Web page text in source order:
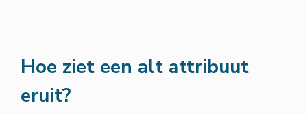
Hoe ziet een alt attribuut
eruit?